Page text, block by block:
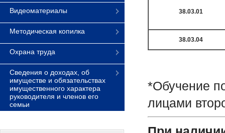
Видеоматериалы
Методическая копилка
Охрана труда
Сведения о доходах, об
имуществе и обязательствах
имущественного характера
руководителя и членов его
семьи
38.03.01
38.03.04
*Обучение
лицами